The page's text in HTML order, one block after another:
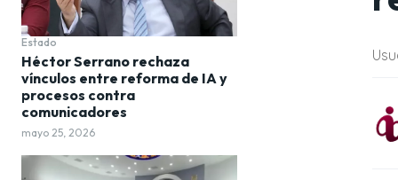
Estado
Héctor Serrano rechaza
vínculos entre reforma de IA y
procesos contra
comunicadores
mayo 25, 2026